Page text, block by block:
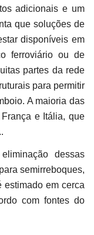
adicionais e um
que soluções de
disponíveis em
ferroviário ou de
partes da rede
para permitir
A maioria das
e Itália, que
.
dessas
semirreboques,
estimado em cerca
com fontes do